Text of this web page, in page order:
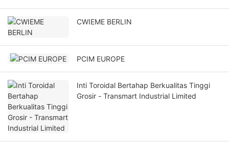
CWIEME BERLIN
PCIM EUROPE
Inti Toroidal Bertahap Berkualitas Tinggi
Grosir - Transmart Industrial Limited